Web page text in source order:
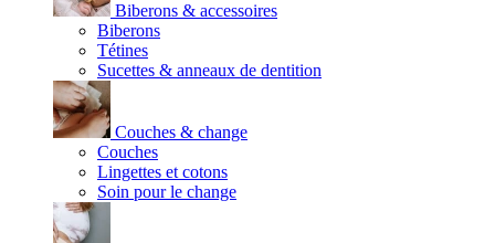
Biberons & accessoires
Biberons
Tétines
Sucettes & anneaux de dentition
Couches & change
Couches
Lingettes et cotons
Soin pour le change